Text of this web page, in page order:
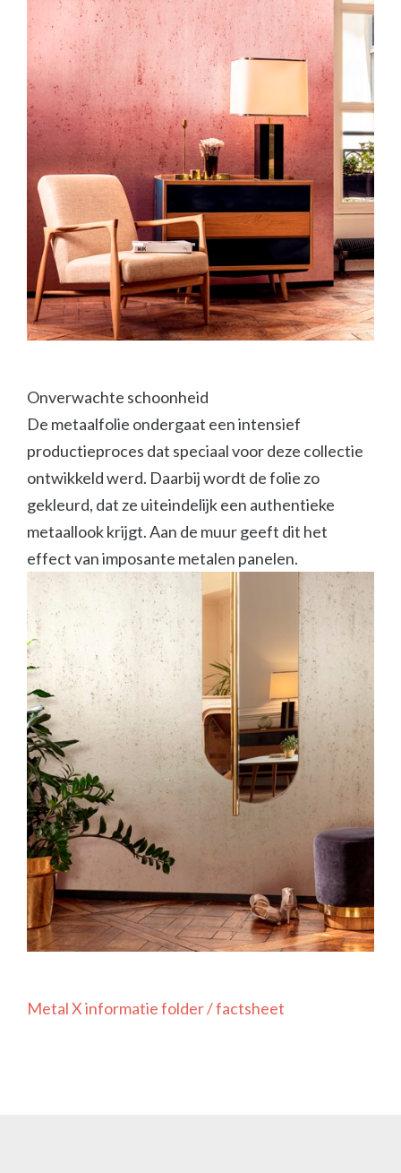
Onverwachte schoonheid
De metaalfolie ondergaat een intensief
productieproces dat speciaal voor deze collectie
ontwikkeld werd. Daarbij wordt de folie zo
gekleurd, dat ze uiteindelijk een authentieke
metaallook krijgt. Aan de muur geeft dit het
effect van imposante metalen panelen.
Metal X informatie folder / factsheet